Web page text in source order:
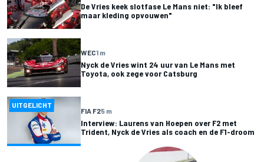
De Vries keek slotfase Le Mans niet: "Ik bleef
maar kleding opvouwen"
WEC1 m
Nyck de Vries wint 24 uur van Le Mans met
Toyota, ook zege voor Catsburg
UITGELICHT
FIA F25 m
Interview: Laurens van Hoepen over F2 met
Trident, Nyck de Vries als coach en de F1-droom